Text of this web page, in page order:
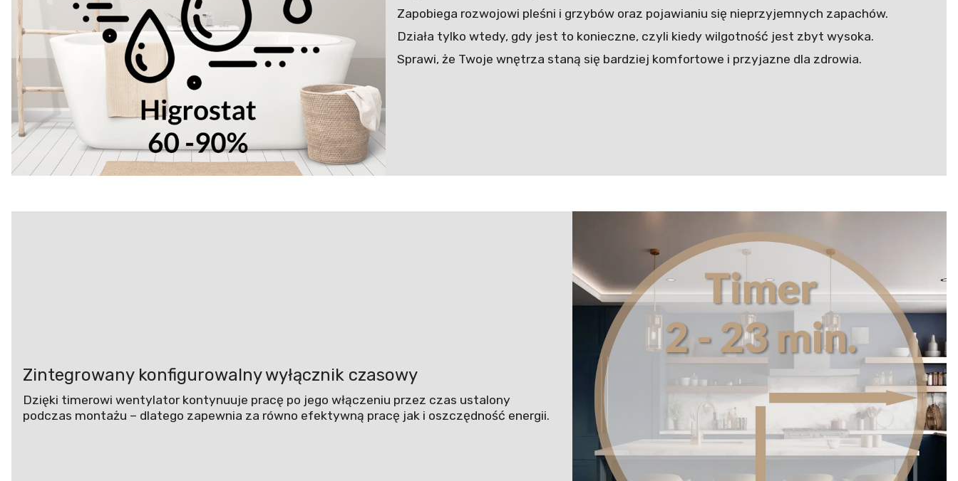
Zapobiega rozwojowi pleśni i grzybów oraz pojawianiu się nieprzyjemnych zapachów.
Działa tylko wtedy, gdy jest to konieczne, czyli kiedy wilgotność jest zbyt wysoka.
Sprawi, że Twoje wnętrza staną się bardziej komfortowe i przyjazne dla zdrowia.
Zintegrowany konfigurowalny wyłącznik czasowy
Dzięki timerowi wentylator kontynuuje pracę po jego włączeniu przez czas ustalony
podczas montażu – dlatego zapewnia za równo efektywną pracę jak i oszczędność energii.